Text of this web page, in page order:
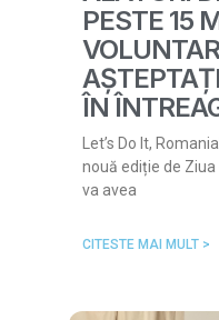
PESTE 15
ÎN
Let’s Do It,
nouă ediție de
va avea
CITESTE MAI MULT >